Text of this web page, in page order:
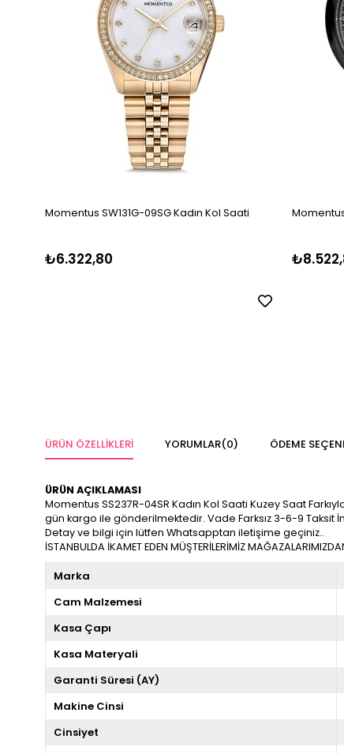
Momentus SW131G-09SG Kadın Kol Saati
₺6.322,80
ÜRÜN ÖZELLIKLERI YORUMLAR(0) ÖDEME
ÜRÜN AÇIKLAMASI
Momentus SS237R-04SR Kadın Kol Saati Kuzey Saat
gün kargo ile gönderilmektedir. Vade Farksız 3-6-9 Taksit
Detay ve bilgi için lütfen Whatsapptan iletişime geçiniz..
İSTANBULDA İKAMET EDEN MÜŞTERİLERİMİZ
Marka
Cam Malzemesi
Kasa Çapı
Kasa Materyali
Garanti Süresi (AY)
Makine Cinsi
Cinsiyet